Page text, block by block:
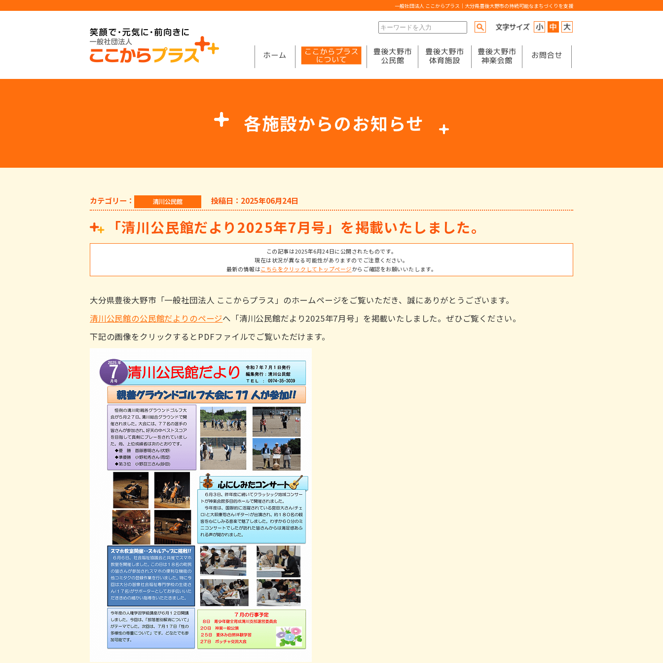
一般社団法人 ここからプラス｜大分県豊後大野市の持続可能なまちづくりを支援
各施設からのお知らせ
カテゴリー： 投稿日：2025年06月24日
「清川公民館だより2025年7月号」を掲載いたしました。
この記事は2025年6月24日に公開されたものです。
現在は状況が異なる可能性がありますのでご注意ください。
最新の情報はこちらをクリックしてトップページからご確認をお願いいたします。
大分県豊後大野市「一般社団法人 ここからプラス」のホームページをご覧いただき、誠にありがとうございます。
清川公民館の公民館だよりのページへ「清川公民館だより2025年7月号」を掲載いたしました。ぜひご覧ください。
下記の画像をクリックするとPDFファイルでご覧いただけます。